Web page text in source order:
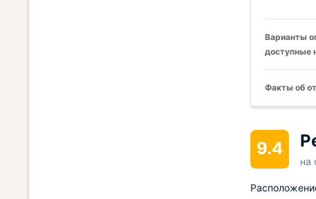
Варианты
доступные
Факты об
9.4
на